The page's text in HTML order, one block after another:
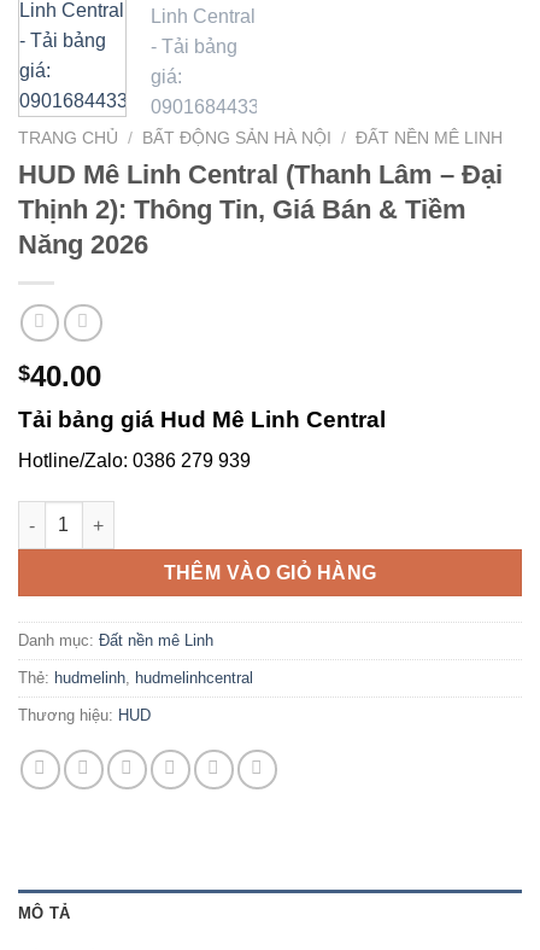
TRANG CHỦ / BẤT ĐỘNG SẢN HÀ NỘI / ĐẤT NỀN MÊ LINH
HUD Mê Linh Central (Thanh Lâm – Đại
Thịnh 2): Thông Tin, Giá Bán & Tiềm
Năng 2026
$40.00
Tải bảng giá Hud Mê Linh Central
Hotline/Zalo: 0386 279 939
HUD Mê Linh Central (Thanh Lâm – Đại Thịnh 2): Thông Tin,
THÊM VÀO GIỎ HÀNG
Danh mục: Đất nền mê Linh
Thẻ: hudmelinh hudmelinhcentral
Thương hiệu: HUD
MÔ TẢ